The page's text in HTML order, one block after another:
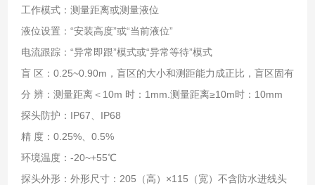
工作模式：测量距离或测量液位
液位设置：“安装高度”或“当前液位”
电流跟踪：“异常即跟”模式或“异常等待”模式
盲 区：0.25~0.90m，盲区的大小和测距能力成正比，盲区固有
分 辨：测量距离＜10m 时：1mm.测量距离≥10m时：10mm
探头防护：IP67、IP68
精 度：0.25%、0.5%
环境温度：-20~+55℃
探头外形：外形尺寸：205（高）×115（宽）不含防水进线头